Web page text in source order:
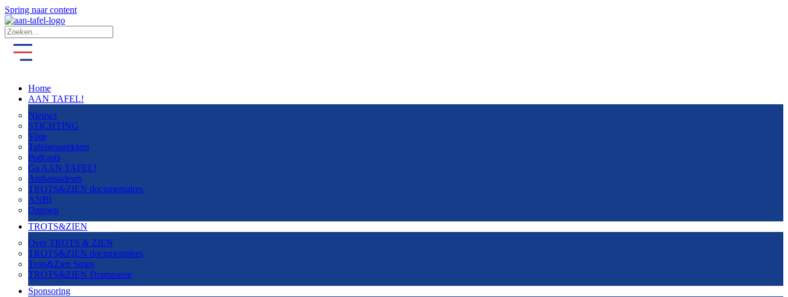
Spring naar content
Home
AAN TAFEL!
Nieuws
STICHTING
Visie
Tafelgesprekken
Podcasts
Ga AAN TAFEL!
Ambassadeurs
TROTS&ZIEN documentaires
ANBI
Omroep
TROTS&ZIEN
Over TROTS & ZIEN
TROTS&ZIEN documentaires
Trots&Zien Strips
TROTS&ZIEN Dramaserie
Sponsoring